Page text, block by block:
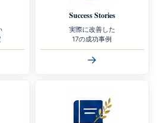
Success Stories
実際に改善した
17の成功事例
→